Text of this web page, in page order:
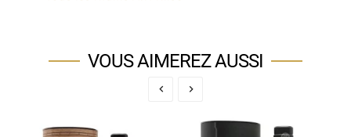
VOUS AIMEREZ AUSSI
 